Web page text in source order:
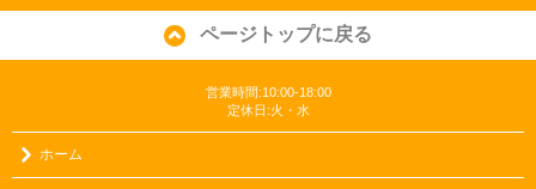
ページトップに戻る
営業時間:10:00-18:00
定休日:火・水
ホーム